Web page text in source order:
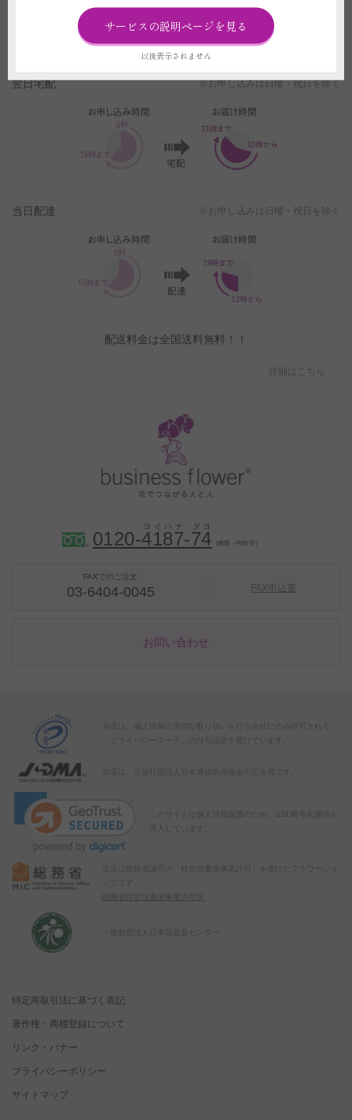
お申し込み日とお届け日について
翌日宅配 ※お申し込みは日曜・祝日を除く
当日配達 ※お申し込みは日曜・祝日を除く
配送料金は全国送料無料！！
詳細はこちら
0120-4187-74 （携帯・PHS 可）
FAXでのご注文
03-6404-0045 FAX申込書
お問い合わせ
当店は、個人情報の適切な取り扱いを行う会社にのみ許可される
「プライバシーマーク」の付与認定を受けています。
当店は、公益社団法人日本通信販売協会の正会員です。
このサイトは個人情報保護のため、SSL暗号化通信を
導入しています。
当店は総務省認可の「特定信書便事業許可」を受けたフラワーショ
総務省特定信書便事業許可状
特定商取引法に基づく表記
著作権・商標登録について
リンク・バナー
プライバシーポリシー
サイトマップ
サービスの説明ページを見る
以後表示されません